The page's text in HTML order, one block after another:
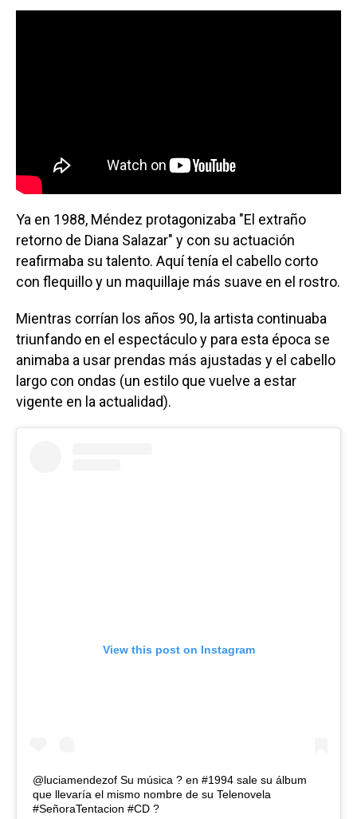
Ya en 1988, Méndez protagonizaba "El extraño
retorno de Diana Salazar" y con su actuación
reafirmaba su talento. Aquí tenía el cabello corto
con flequillo y un maquillaje más suave en el rostro.
Mientras corrían los años 90, la artista continuaba
triunfando en el espectáculo y para esta época se
animaba a usar prendas más ajustadas y el cabello
largo con ondas (un estilo que vuelve a estar
vigente en la actualidad).
View this post on Instagram
@luciamendezof Su música ? en #1994 sale su álbum
que llevaría el mismo nombre de su Telenovela
#SeñoraTentacion #CD ?